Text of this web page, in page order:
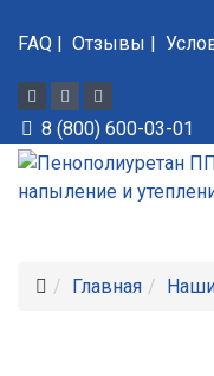
FAQ | Отзывы |
8 (800) 600-03-01
Главная